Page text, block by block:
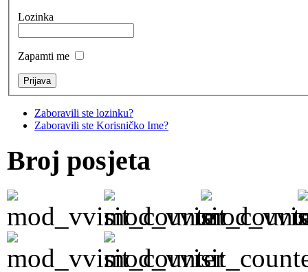
Lozinka
Zapamti me
Zaboravili ste lozinku?
Zaboravili ste Korisničko Ime?
Broj posjeta